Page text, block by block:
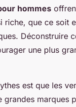
hommes
riche, que ce soit
Déconstruire
une plus
est que les
grandes marques